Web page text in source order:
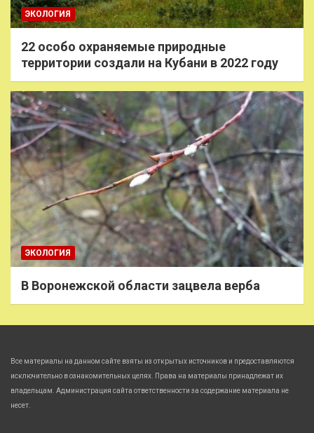
ЭКОЛОГИЯ
22 особо охраняемые природные
территории создали на Кубани в 2022 году
ЭКОЛОГИЯ
В Воронежской области зацвела верба
Все материалы на данном сайте взяты из открытых источников и предоставляются
исключительно в ознакомительных целях. Права на материалы принадлежат их
владельцам. Администрация сайта ответственности за содержание материала не
несет.